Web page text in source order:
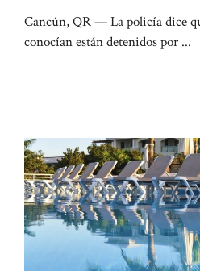
Cancún, QR — La policía dice
conocían están detenidos por ...